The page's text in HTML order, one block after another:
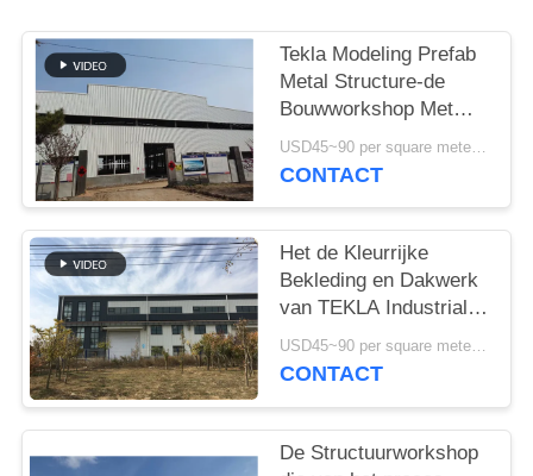
SITEMAP
PRIVACYBELEID
Tekla Modeling Prefab
Metal Structure-de
Bouwworkshop Met
hoge weerstand
USD45~90 per square meter MOQ:1000 vierkante meter
CONTACT
Het de Kleurrijke
Bekleding en Dakwerk
van TEKLA Industrial
Metal Workshop
Building
USD45~90 per square meter MOQ:1000 vierkante meter
CONTACT
De Structuurworkshop